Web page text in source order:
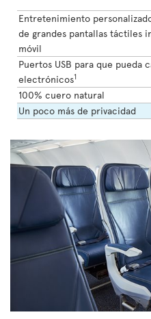
Entretenimiento
de grandes pantallas táctiles
móvil
Puertos USB para que pueda
electrónicos1
100% cuero natural
Un poco más de privacidad